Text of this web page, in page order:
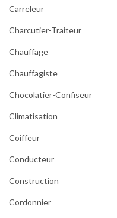
Carreleur
Charcutier-Traiteur
Chauffage
Chauffagiste
Chocolatier-Confiseur
Climatisation
Coiffeur
Conducteur
Construction
Cordonnier